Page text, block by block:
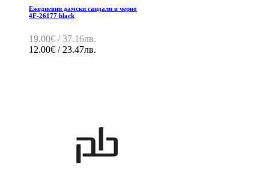
Ежедневни дамски сандали в черно
4F-26177 black
19.00€ / 37.16лв.
12.00€ / 23.47лв.